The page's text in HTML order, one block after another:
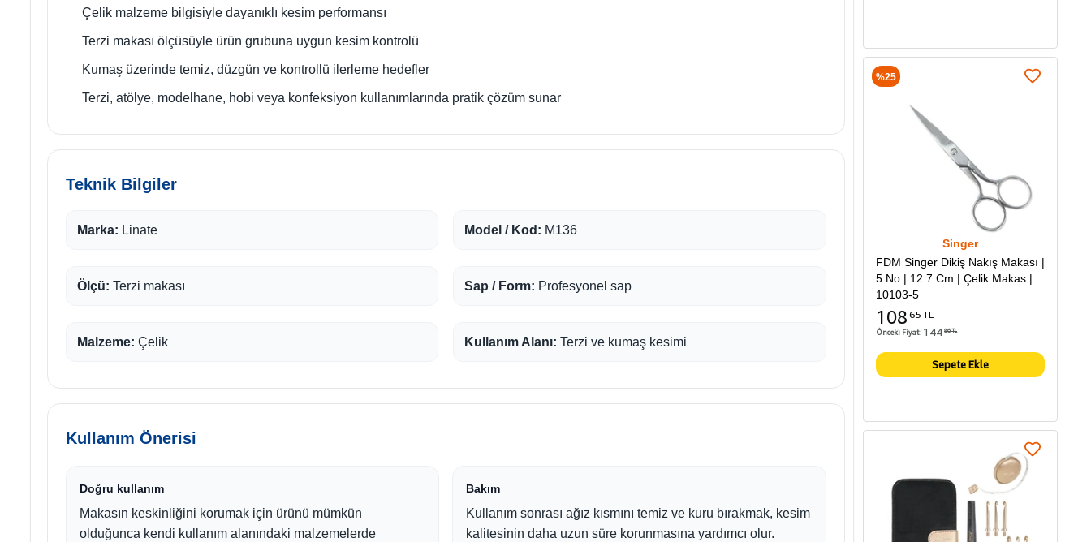
Çelik malzeme bilgisiyle dayanıklı kesim performansı
Terzi makası ölçüsüyle ürün grubuna uygun kesim kontrolü
Kumaş üzerinde temiz, düzgün ve kontrollü ilerleme hedefler
Terzi, atölye, modelhane, hobi veya konfeksiyon kullanımlarında pratik çözüm sunar
Teknik Bilgiler
Marka: Linate Model / Kod: M136
Ölçü: Terzi makası Sap / Form: Profesyonel sap
Malzeme: Çelik Kullanım Alanı: Terzi ve kumaş kesimi
Kullanım Önerisi
Doğru kullanım
Makasın keskinliğini korumak için ürünü mümkün
olduğunca kendi kullanım alanındaki malzemelerde
Bakım
Kullanım sonrası ağız kısmını temiz ve kuru bırakmak, kesim
kalitesinin daha uzun süre korunmasına yardımcı olur.
Singer
FDM Singer Dikiş Nakış Makası |
5 No | 12.7 Cm | Çelik Makas |
10103-5
108 65 TL
Önceki Fiyat:144 86 TL
Sepete Ekle
%25